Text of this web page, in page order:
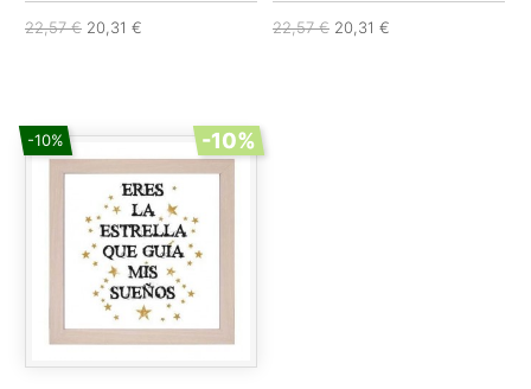
22,57 € 20,31 € 22,57 € 20,31 €
-10% -10%